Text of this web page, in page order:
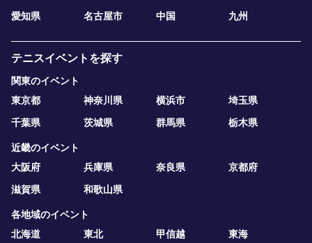
愛知県
名古屋市 中国 九州
テニスイベントを探す
関東のイベント
東京都
神奈川県 横浜市
埼玉県
千葉県
茨城県 群馬県 栃木県
近畿のイベント
大阪府
兵庫県 奈良県
京都府
滋賀県
和歌山県
各地域のイベント
北海道
東北 甲信越
東海